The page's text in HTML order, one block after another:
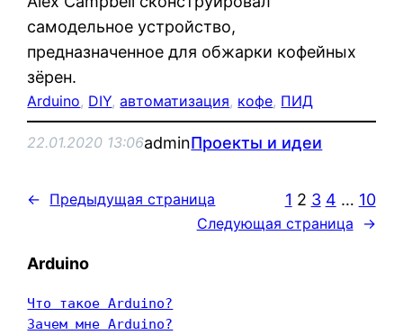
самодельное устройство,
предназначенное для обжарки кофейных
зёрен.
Arduino, DIY, автоматизация, кофе, ПИД
22.01.2020 13:06adminПроекты и идеи
← Предыдущая страница 1 2 3 4 … 10
Следующая страница →
Arduino
Что такое Arduino?
Зачем мне Arduino?